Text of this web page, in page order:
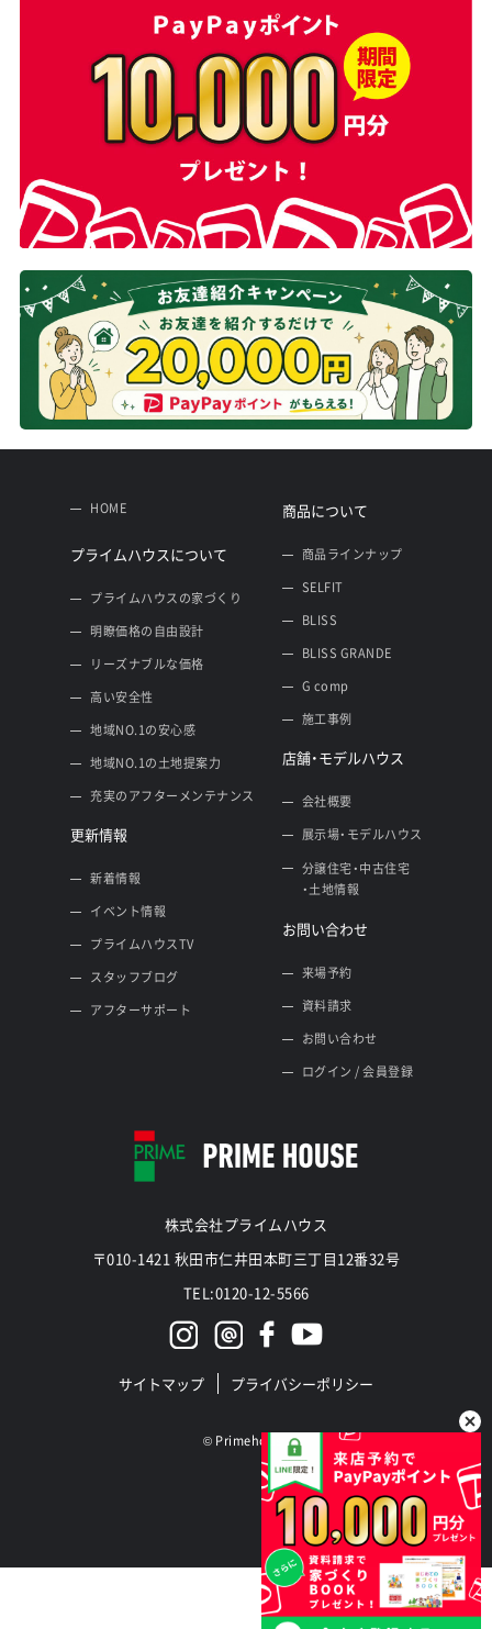
HOME
プライムハウスについて
プライムハウスの家づくり
明瞭価格の自由設計
リーズナブルな価格
高い安全性
地域NO.1の安心感
地域NO.1の土地提案力
充実のアフターメンテナンス
更新情報
新着情報
イベント情報
プライムハウスTV
スタッフブログ
アフターサポート
商品について
商品ラインナップ
SELFIT
BLISS
BLISS GRANDE
G comp
施工事例
店舗・モデルハウス
会社概要
展示場・モデルハウス
分譲住宅・中古住宅
・土地情報
お問い合わせ
来場予約
資料請求
お問い合わせ
ログイン / 会員登録
株式会社プライムハウス
〒010-1421 秋田市仁井田本町三丁目12番32号
TEL:0120-12-5566
サイトマップ プライバシーポリシー
© Primehouse